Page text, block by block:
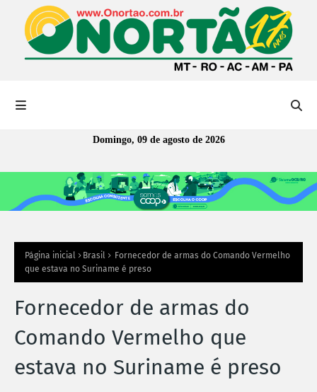
Domingo, 09 de agosto de 2026
Página inicial Brasil
Fornecedor de armas do Comando Vermelho
que estava no Suriname é preso
Fornecedor de armas do
Comando Vermelho que
estava no Suriname é preso